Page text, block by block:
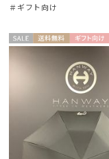
＃ギフト向け
セー 送料無 ギフト
向け